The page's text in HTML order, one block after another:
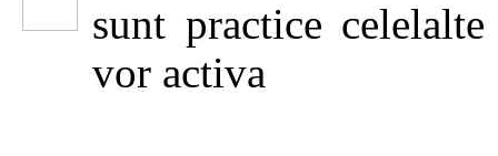
sunt practice
vor activa